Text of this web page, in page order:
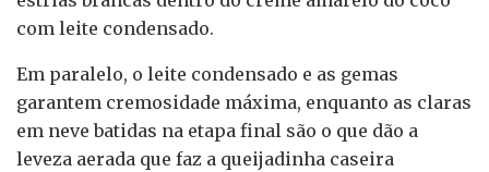
com leite condensado.
Em paralelo, o leite condensado e as gemas
garantem cremosidade máxima, enquanto as claras
em neve batidas na etapa final são o que dão a
leveza aerada que faz a queijadinha caseira